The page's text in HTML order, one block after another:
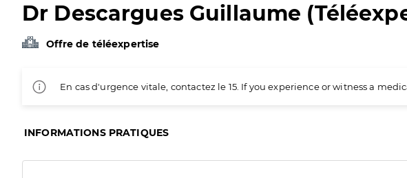
Dr Descargues Guillaume
Offre de téléexpertise
En cas d'urgence vitale, contactez le 15. If you experience or witness a
INFORMATIONS PRATIQUES